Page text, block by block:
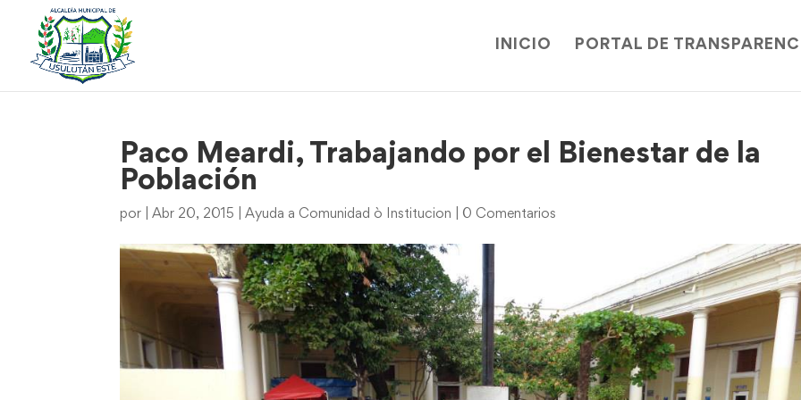
INICIO PORTAL DE
Paco Meardi, Trabajando por el Bienestar de la
Población
por |Abr 20, 2015 |Ayuda a Comunidad ò Institucion 0 Comentarios